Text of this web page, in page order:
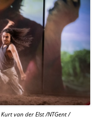
van der Elst /NTGent /